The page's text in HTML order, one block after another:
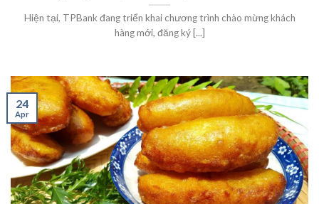
Hiện tại, TPBank đang triển khai chương trình chào mừng khách
hàng mới, đăng ký [...]
24
Apr